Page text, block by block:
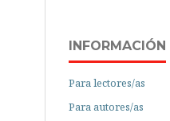
INFORMACIÓN
Para lectores/as
Para autores/as